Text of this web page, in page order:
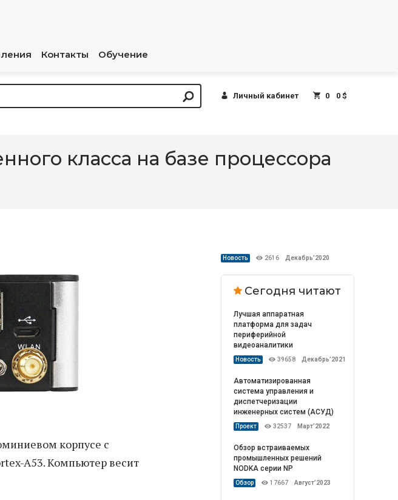
Контакты Обучение
Личный кабинет 0 0 $
класса на базе процессора
корпусе с
A53. Компьютер весит
Новость 2616 Декабрь’2020
Сегодня читают
Лучшая аппаратная
платформа для задач
периферийной
видеоаналитики
Новость 39658 Декабрь’2021
Автоматизированная
система управления и
диспетчеризации
инженерных систем (АСУД)
Проект 32537 Март’2022
Обзор встраиваемых
промышленных решений
NODKA серии NP
Обзор 17667 Август’2023